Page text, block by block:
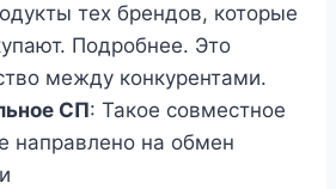
тех брендов, которые
Подробнее. Это
между конкурентами.
СП: Такое совместное
направлено на обмен